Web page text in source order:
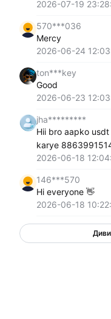
2026-07-19
570***036
Mercy
2026-06-24
ton***key
Good
2026-06-23
jha*********
Hii bro aapko
karye
2026-06-18
146***570
Hi everyone 👋
2026-06-18